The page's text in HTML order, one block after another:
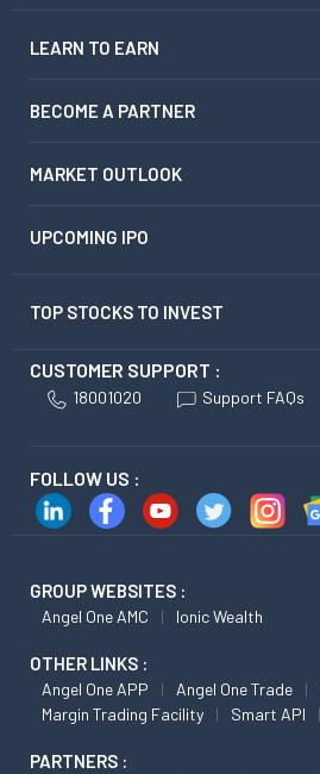
LEARN TO EARN
BECOME A PARTNER
MARKET OUTLOOK
UPCOMING IPO
TOP STOCKS TO INVEST
CUSTOMER SUPPORT :
18001020 Support FAQs
FOLLOW US :
GROUP WEBSITES :
Angel One AMC Ionic Wealth
OTHER LINKS :
Angel One APP Angel One Trade
Margin Trading Facility
Smart API
PARTNERS :